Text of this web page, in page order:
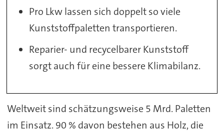
Pro Lkw lassen sich doppelt so viele
Kunststoffpaletten transportieren.
Reparier- und recycelbarer Kunststoff
sorgt auch für eine bessere Klimabilanz.
Weltweit sind schätzungsweise 5 Mrd. Paletten
im Einsatz. 90 % davon bestehen aus Holz, die